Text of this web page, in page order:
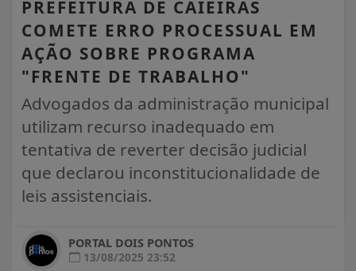
PREFEITURA DE CAIEIRAS
COMETE ERRO PROCESSUAL EM
AÇÃO SOBRE PROGRAMA
"FRENTE DE TRABALHO"
Advogados da administração municipal
utilizam recurso inadequado em
tentativa de reverter decisão judicial
que declarou inconstitucionalidade de
leis assistenciais.
PORTAL DOIS PONTOS
13/08/2025 23:52